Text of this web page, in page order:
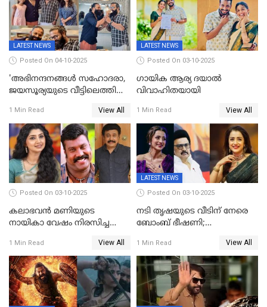
സെൻസർബോർഡിന്റെ
കടുംവെട്ട്
LATEST NEWS
Posted On 04-10-2025
'അഭിനന്ദനങ്ങൾ സഹോദരാ,
ജയസൂര്യയുടെ വീട്ടിലെത്തി
ആഘോഷം'
1 Min Read View All
LATEST NEWS
Posted On 03-10-2025
ഗായിക ആര്യ ദയാൽ
വിവാഹിതയായി
1 Min Read View All
Posted On 03-10-2025
കലാഭവൻ മണിയുടെ
നായികാ വേഷം നിരസിച്ച
നടി ദിവ്യ ഉണ്ണിയല്ലെന്നും
സമൂഹമാധ്യമത്തിൽ കുറിപ്പ്
1 Min Read View All
LATEST NEWS
Posted On 03-10-2025
നടി തൃഷയുടെ വീടിന് നേരെ
ബോംബ് ഭീഷണി;
കണ്ടെത്തൽ
1 Min Read View All